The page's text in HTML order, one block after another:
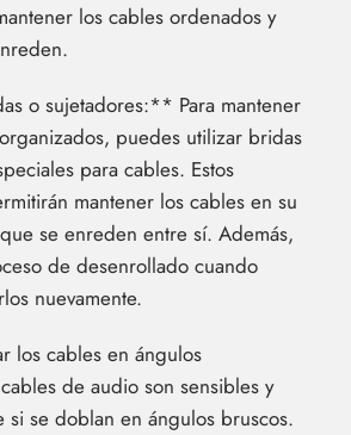
los cables ordenados y
o sujetadores:** Para mantener
puedes utilizar bridas
para cables. Estos
mantener los cables en su
se enreden entre sí. Además,
de desenrollado cuando
nuevamente.
los cables en ángulos
de audio son sensibles y
si se doblan en ángulos bruscos.